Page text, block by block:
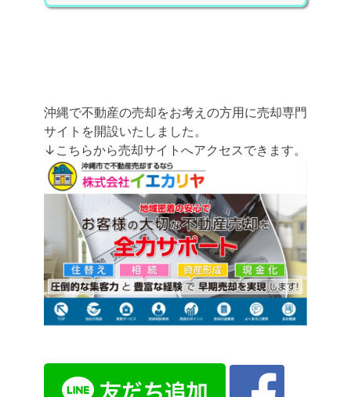
沖縄で不動産の売却をお考えの方用に売却専門
サイトを開設いたしました。
↓こちらから売却サイトへアクセスできます。